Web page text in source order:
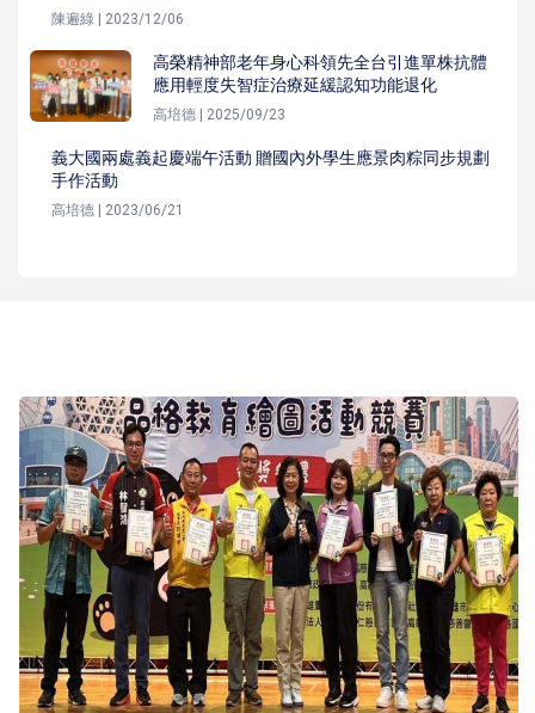
陳遍綠 | 2023/12/06
高榮精神部老年身心科領先全台引進單株抗體
應用輕度失智症治療延緩認知功能退化
高培德 | 2025/09/23
義大國兩處義起慶端午活動 贈國內外學生應景肉粽同步規劃
手作活動
高培德 | 2023/06/21